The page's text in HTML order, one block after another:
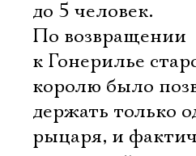
до 5 человек.
По возвращении
к Гонерилье
королю было
держать только
рыцаря, и